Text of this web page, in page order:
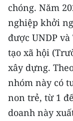
chóng. Năm
nghiệp khởi
được UNDP
tạo xã hội
xây dựng.
nhóm này có
non trẻ, từ 1
doanh này